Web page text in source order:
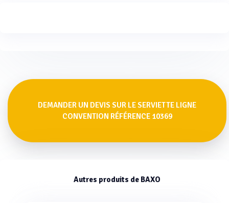
DEMANDER UN DEVIS SUR LE SERVIETTE LIGNE
CONVENTION RÉFÉRENCE 10369
Autres produits de BAXO